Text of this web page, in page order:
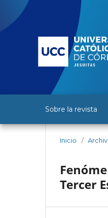
Sobre la revista
Inicio /
Tercer